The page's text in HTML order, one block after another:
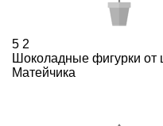
5 2
Шоколадные фигурки от
Матейчика